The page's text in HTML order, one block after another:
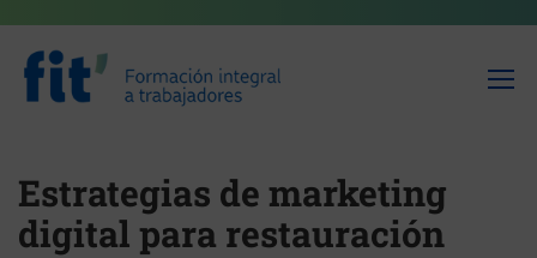
Estrategias de marketing
digital para restauración